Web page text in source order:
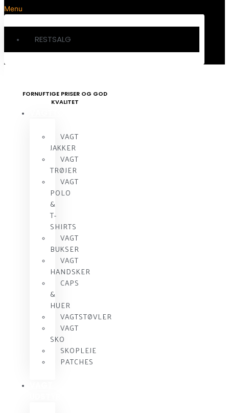
Menu
RESTSALG
FORNUFTIGE PRISER OG GOD
KVALITET
VAGT
JAKKER
VAGT
TRØJER
VAGT
POLO
&
T-
SHIRTS
VAGT
BUKSER
VAGT
HANDSKER
CAPS
&
HUER
VAGTSTØVLER
VAGT
SKO
SKOPLEJE
PATCHES